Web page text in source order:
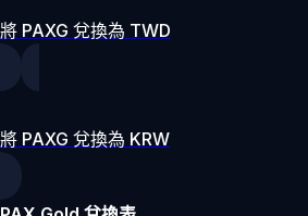
將 PAXG 兌換為 TWD
將 PAXG 兌換為 KRW